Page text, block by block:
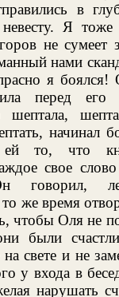
в
невесту. Я
не сумеет
нами
я боялся!
перед его
шептала,
начинал
то, что
свое
говорил,
то же время
чтобы Оля не
были
свете и не
у входа в
нарушать